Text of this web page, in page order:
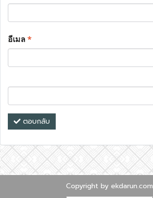
อีเมล*
ตอบกลับ
Copyright by ekdarun.com